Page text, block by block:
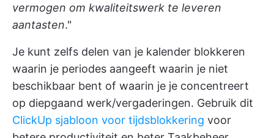
vermogen om kwaliteitswerk te leveren
aantasten."
Je kunt zelfs delen van je kalender blokkeren
waarin je periodes aangeeft waarin je niet
beschikbaar bent of waarin je je concentreert
op diepgaand werk/vergaderingen. Gebruik dit
ClickUp sjabloon voor tijdsblokkering voor